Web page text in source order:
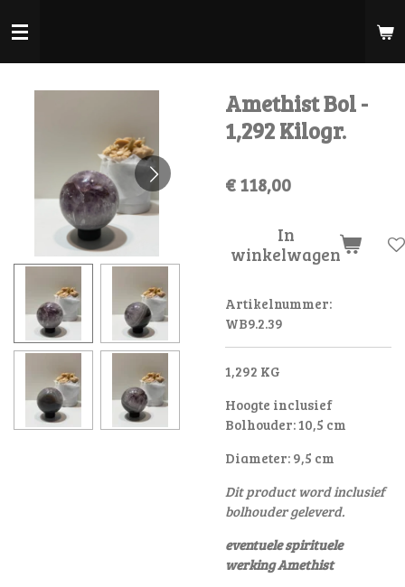
direct
Amethist Bol -
1,292 Kilogr.
€ 118,00
In
winkelwagen
Artikelnummer:
WB9.2.39
1,292 KG
Hoogte inclusief
Bolhouder: 10,5 cm
Diameter: 9,5 cm
Dit product word inclusief
bolhouder geleverd.
eventuele spirituele
werking Amethist